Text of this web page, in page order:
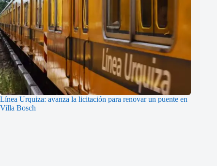
Línea Urquiza: avanza la licitación para renovar un puente en
Villa Bosch